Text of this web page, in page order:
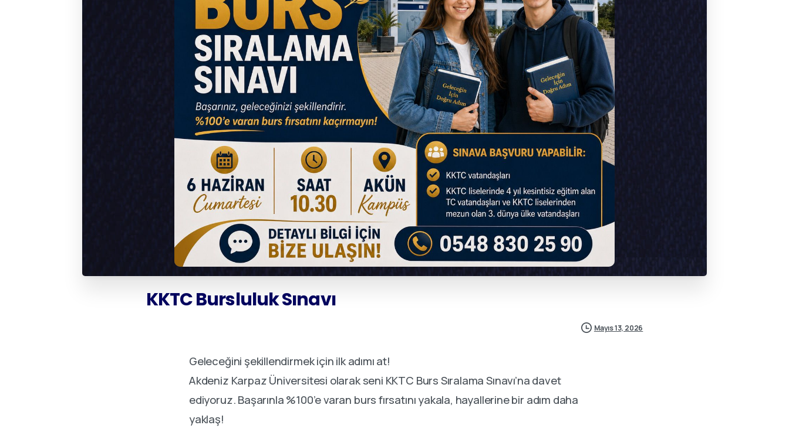
KKTCBurslulukSınavı
Mayıs 13, 2026
Geleceğini şekillendirmek için ilk adımı at!
Akdeniz Karpaz Üniversitesi olarak seni KKTC Burs Sıralama Sınavı’na davet
ediyoruz. Başarınla %100’e varan burs fırsatını yakala, hayallerine bir adım daha
yaklaş!